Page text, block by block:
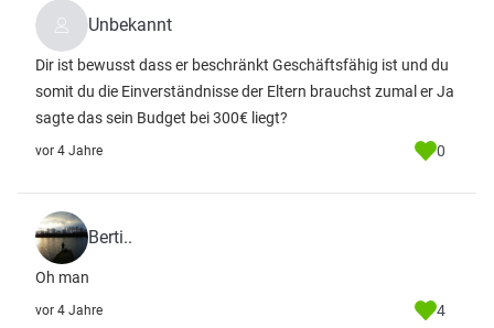
Unbekannt
Dir ist bewusst dass er beschränkt Geschäftsfähig ist und du
somit du die Einverständnisse der Eltern brauchst zumal er Ja
sagte das sein Budget bei 300€ liegt?
vor 4 Jahre 0
Berti..
Oh man
vor 4 Jahre 4